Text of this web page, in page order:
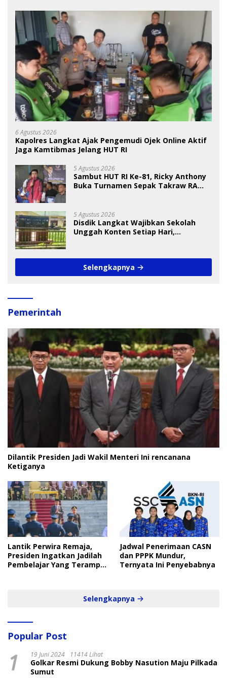
6 Agustus 2026
Kapolres Langkat Ajak Pengemudi Ojek Online Aktif
Jaga Kamtibmas Jelang HUT RI
5 Agustus 2026
Sambut HUT RI Ke-81, Ricky Anthony
Buka Turnamen Sepak Takraw RA
5 Agustus 2026
Disdik Langkat Wajibkan Sekolah
Unggah Konten Setiap Hari,
Selengkapnya
Pemerintah
Dilantik Presiden Jadi Wakil Menteri Ini rencanana
Ketiganya
Lantik Perwira Remaja,
Presiden Ingatkan Jadilah
Pembelajar Yang Terampil
Jadwal Penerimaan CASN
dan PPPK Mundur,
Ternyata Ini Penyebabnya
Selengkapnya
Popular Post
1 19 Juni 2024 11414 Lihat
Golkar Resmi Dukung Bobby Nasution Maju Pilkada
Sumut